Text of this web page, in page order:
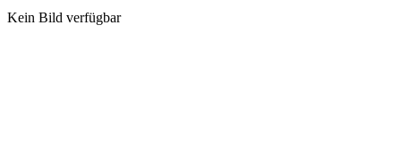
Kein Bild verfügbar